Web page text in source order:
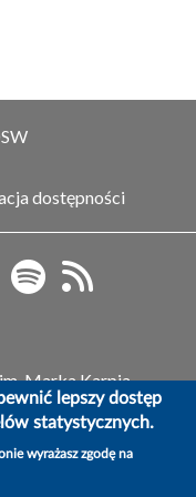
dostępności
Informacji
Marka Karpia
22 525 80 40
lepszy dostęp
statystycznych.
wyrażasz zgodę na